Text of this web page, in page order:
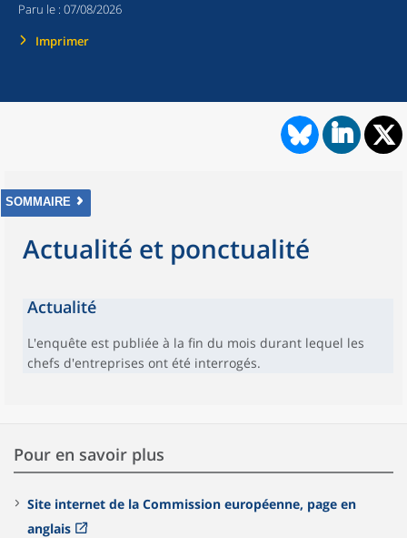
Paru le : 07/08/2026
Imprimer
SOMMAIRE
Actualité et ponctualité
Actualité
L'enquête est publiée à la fin du mois durant lequel les
chefs d'entreprises ont été interrogés.
Pour en savoir plus
Site internet de la Commission européenne, page en
anglais